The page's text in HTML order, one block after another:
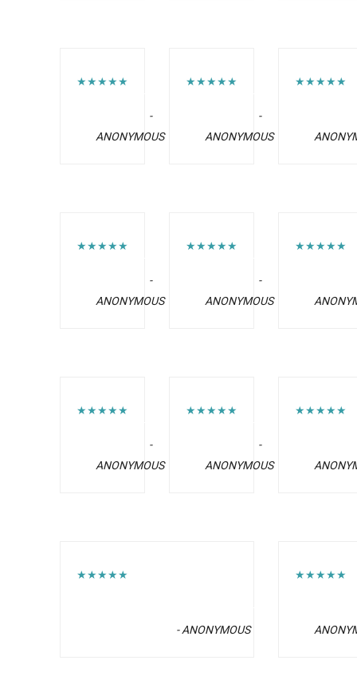
★★★★★
-
ANONYMOUS
★★★★★
-
ANONYMOUS
★★★★★
★★★★★
-
ANONYMOUS
★★★★★
-
ANONYMOUS
★★★★★
★★★★★
-
ANONYMOUS
★★★★★
-
ANONYMOUS
★★★★★
★★★★★
- ANONYMOUS
★★★★★